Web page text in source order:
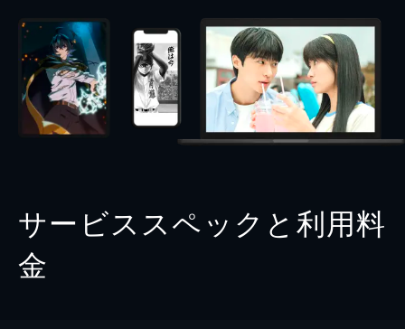
サービススペックと利用料
金